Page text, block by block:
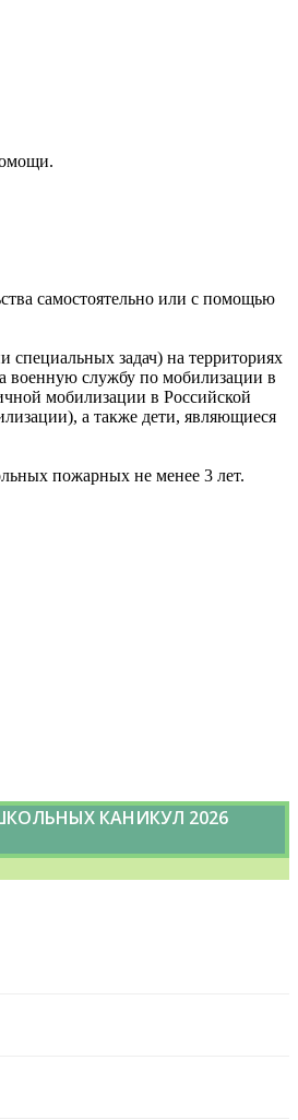
самостоятельно или с помощью
специальных задач) на территориях
военную службу по мобилизации в
мобилизации в Российской
а также дети, являющиеся
пожарных не менее 3 лет.
КАНИКУЛ 2026